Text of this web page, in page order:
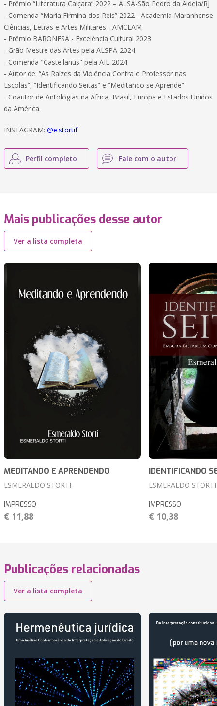
- Prêmio “Literatura Caiçara” 2022 – ALSA-São Pedro da Aldeia/RJ
- Comenda “Maria Firmina dos Reis” 2022 - Academia Maranhense
Ciências, Letras e Artes Militares - AMCLAM
- Prêmio BARONESA - Excelência Cultural 2023
- Grão Mestre das Artes pela ALSPA-2024
- Comenda "Castellanus" pela AIL-2024
- Autor de: “As Raízes da Violência Contra o Professor nas
Escolas”, “Identificando Seitas” e “Meditando se Aprende”
- Coautor de Antologias na África, Brasil, Europa e Estados Unidos
da América.
INSTAGRAM: @e.stortif
Perfil completo Fale com o autor
Mais publicações desse autor
Ver a lista completa
MEDITANDO E APRENDENDO
ESMERALDO STORTI
IMPRESSO
€ 11,88
IDENTIFICANDO
ESMERALDO STORTI
IMPRESSO
€ 10,38
Publicações relacionadas
Ver a lista completa